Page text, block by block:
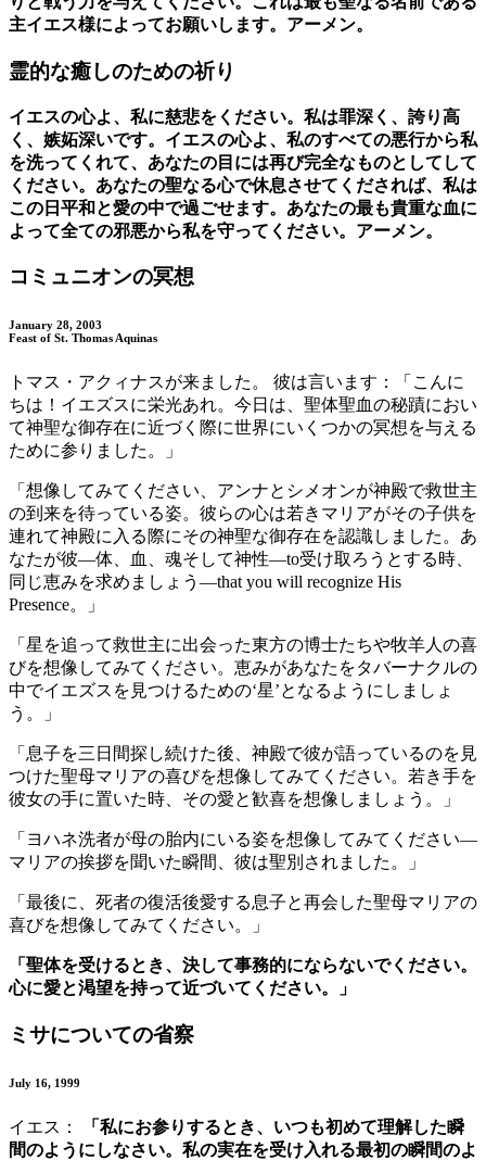
主イエス様によってお願いします。アーメン。
霊的な癒しのための祈り
イエスの心よ、私に慈悲をください。私は罪深く、誇り高
く、嫉妬深いです。イエスの心よ、私のすべての悪行から私
を洗ってくれて、あなたの目には再び完全なものとしてして
ください。あなたの聖なる心で休息させてくだされば、私は
この日平和と愛の中で過ごせます。あなたの最も貴重な血に
よって全ての邪悪から私を守ってください。アーメン。
コミュニオンの冥想
January 28, 2003
Feast of St. Thomas Aquinas
トマス・アクィナスが来ました。 彼は言います：「こんに
ちは！イエズスに栄光あれ。今日は、聖体聖血の秘蹟におい
て神聖な御存在に近づく際に世界にいくつかの冥想を与える
ために参りました。」
「想像してみてください、アンナとシメオンが神殿で救世主
の到来を待っている姿。彼らの心は若きマリアがその子供を
連れて神殿に入る際にその神聖な御存在を認識しました。あ
なたが彼—体、血、魂そして神性—to受け取ろうとする時、
同じ恵みを求めましょう—that you will recognize His
Presence。」
「星を追って救世主に出会った東方の博士たちや牧羊人の喜
びを想像してみてください。恵みがあなたをタバーナクルの
中でイエズスを見つけるための‘星’となるようにしましょ
う。」
「息子を三日間探し続けた後、神殿で彼が語っているのを見
つけた聖母マリアの喜びを想像してみてください。若き手を
彼女の手に置いた時、その愛と歓喜を想像しましょう。」
「ヨハネ洗者が母の胎内にいる姿を想像してみてください—
マリアの挨拶を聞いた瞬間、彼は聖別されました。」
「最後に、死者の復活後愛する息子と再会した聖母マリアの
喜びを想像してみてください。」
「聖体を受けるとき、決して事務的にならないでください。
心に愛と渇望を持って近づいてください。」
ミサについての省察
July 16, 1999
イエス：
「私にお参りするとき、いつも初めて理解した瞬
間のようにしなさい。私の実在を受け入れる最初の瞬間のよ